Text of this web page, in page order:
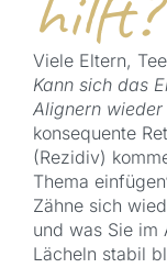
Viele Eltern,
Kann sich das
Alignern
konsequente
(Rezidiv)
Thema
Zähne sich
und was Sie im
Lächeln stabil